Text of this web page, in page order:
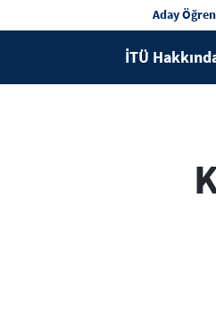
Aday
İTÜ